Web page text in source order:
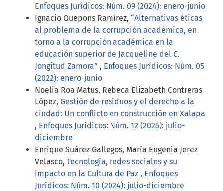
Enfoques Jurídicos: Núm. 09 (2024): enero-junio
Ignacio Quepons Ramírez, “Alternativas éticas
al problema de la corrupción académica, en
torno a la corrupción académica en la
educación superior de Jacqueline del C.
Jongitud Zamora” , Enfoques Jurídicos: Núm. 05
(2022): enero-junio
Noelia Roa Matus, Rebeca Elizabeth Contreras
López, Gestión de residuos y el derecho a la
ciudad: Un conflicto en construcción en Xalapa
, Enfoques Jurídicos: Núm. 12 (2025): julio-
diciembre
Enrique Suárez Gallegos, María Eugenia Jerez
Velasco, Tecnología, redes sociales y su
impacto en la Cultura de Paz , Enfoques
Jurídicos: Núm. 10 (2024): julio-diciembre